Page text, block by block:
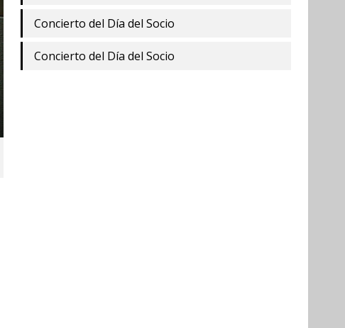
Concierto del Día del Socio
Concierto del Día del Socio